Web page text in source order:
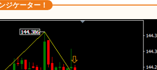
ジケーター！